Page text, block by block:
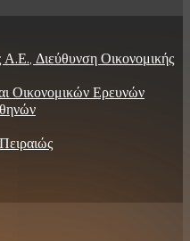
Διεύθυνση Οικονομικής
Οικονομικών Ερευνών